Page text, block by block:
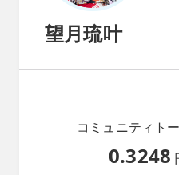
望月琉叶
コミュニティト
0.3248